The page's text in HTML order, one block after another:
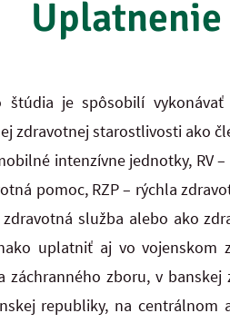
štúdia je spôsobilí
zdravotnej starostlivosti ako
intenzívne jednotky, RV
pomoc, RZP – rýchla
služba alebo ako
uplatniť aj vo vojenskom
záchranného zboru, v
republiky, na centrálnom